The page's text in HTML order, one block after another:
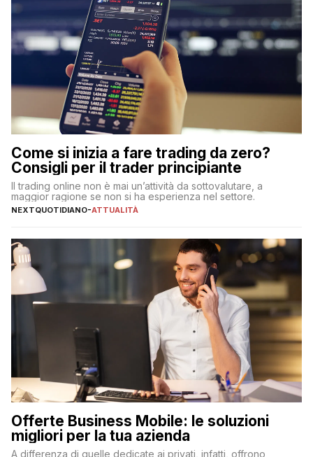
Come si inizia a fare trading da zero?
Consigli per il trader principiante
Il trading online non è mai un’attività da sottovalutare, a
maggior ragione se non si ha esperienza nel settore.
NEXTQUOTIDIANO-ATTUALITÀ
Offerte Business Mobile: le soluzioni
migliori per la tua azienda
A differenza di quelle dedicate ai privati, infatti, offrono